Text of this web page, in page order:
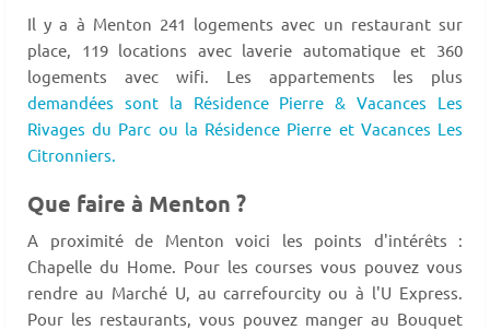
Il y a à Menton 241 logements avec un restaurant sur
place, 119 locations avec laverie automatique et 360
logements avec wifi. Les appartements les plus
demandées sont la Résidence Pierre & Vacances Les
Rivages du Parc ou la Résidence Pierre et Vacances Les
Citronniers.
Que faire à Menton ?
A proximité de Menton voici les points d'intérêts :
Chapelle du Home. Pour les courses vous pouvez vous
rendre au Marché U, au carrefourcity ou à l'U Express.
Pour les restaurants, vous pouvez manger au Bouquet